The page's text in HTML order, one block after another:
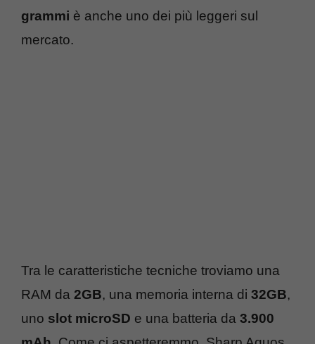
grammi è anche uno dei più leggeri sul
mercato.
Tra le caratteristiche tecniche troviamo una
RAM da 2GB, una memoria interna di 32GB,
uno slot microSD e una batteria da 3.900